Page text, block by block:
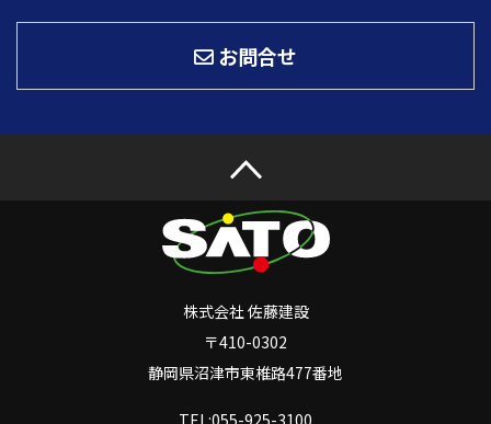
お問合せ
株式会社 佐藤建設
〒410-0302
静岡県沼津市東椎路477番地